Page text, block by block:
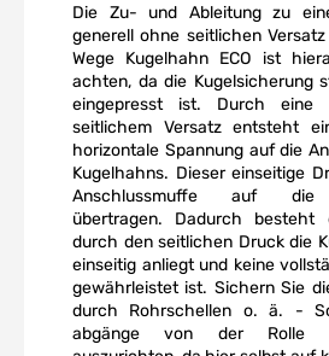
Die Zu- und Ableitung zu
generell ohne seitlichen
Wege Kugelhahn ECO ist
achten, da die Kugelsicherung
eingepresst ist. Durch eine
seitlichem Versatz entsteht
horizontale Spannung auf die
Kugelhahns. Dieser einseitige
Anschlussmuffe auf die
übertragen. Dadurch besteht
durch den seitlichen Druck die
einseitig anliegt und keine
gewährleistet ist. Sichern Sie
durch Rohrschellen o. ä. -
abgänge von der Rolle